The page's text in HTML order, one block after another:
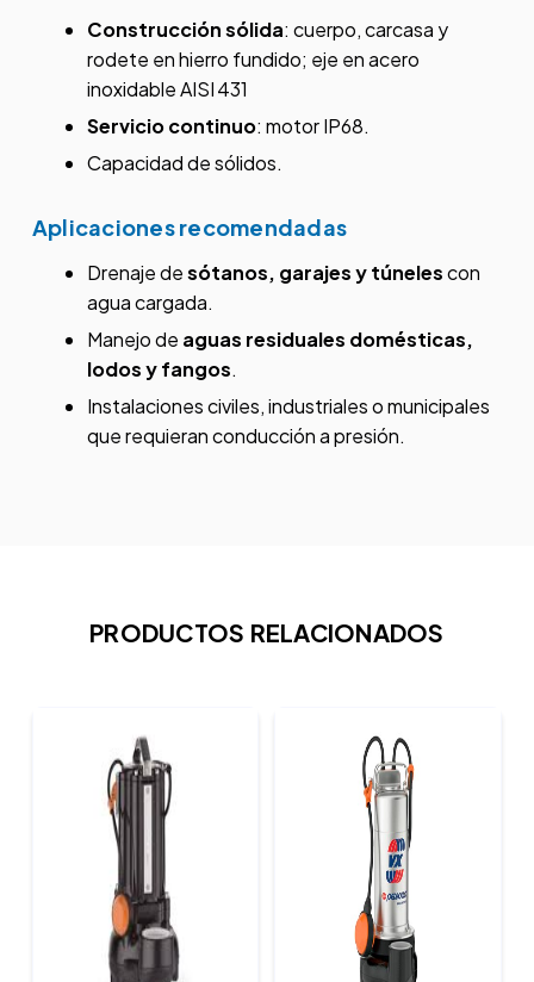
Construcción sólida: cuerpo, carcasa y
rodete en hierro fundido; eje en acero
inoxidable AISI 431
Servicio continuo: motor IP68.
Capacidad de sólidos.
Aplicaciones recomendadas
Drenaje desótanos, garajes y túnelescon
agua cargada.
Manejo de aguas residuales domésticas,
lodos y fangos.
Instalaciones civiles, industriales o municipales
que requieran conducción a presión.
PRODUCTOS RELACIONADOS